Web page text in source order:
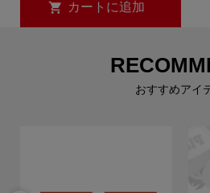
おすすめアイ